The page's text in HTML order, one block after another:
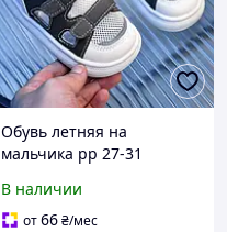
Обувь летняя на
мальчика рр 27-31
детей
В наличии
от66₴/мес